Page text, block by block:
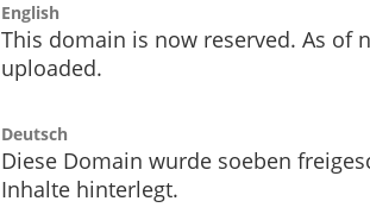
English
This domain is now reserved. As of
uploaded.
Deutsch
Diese Domain wurde soeben
Inhalte hinterlegt.